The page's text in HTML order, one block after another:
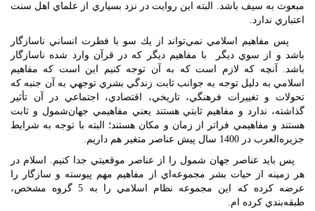
مبعوث به سيف باشد. البته اين روايت در نزد بسياري از علماي اهل سنت
اعتباري ندارد.
پس مفاهيم اسلامي نمي‌تواند از يك سو با فطرت انساني ناسازگار
باشد و از سوي ديگر با مفاهيم ديگر كه در قرآن وارد شده ناسازگار
باشد. آنچه كه لازم است كه به آن توجه كنيم اين است كه مفاهيم
اسلامي به دليل توجه به جوانب ثابت زندگي بشري توجهي به آن جنبه كه
تحولات و تغييرات فرهنگي، تاريخي، اقتصادي، اجتماعي در آن تأثير
گذاشته، ندارد و مفاهيم ثابتي هستند يعني مفاهيمي جهان‌شمول و ثابت
هستند و مفاهيمي فراتر از زمان و مكان هستند؛ البته با توجه به شرايط
جزيره‌العرب در 1400 سال پيش عناصر متغير هم داريم.
پس بايد عناصر جهان شمول را از عناصر موقعيتي جدا كنيم. اسلام در
هر زمينه از حيات بشر مجموعه‌اي از مفاهيم مهم پيوسته و سازگار را
عرضه كرده كه اين مجموعه نظام اسلامي را به 5 گروه مشخص،
طبقه‌بندي كرده ام.